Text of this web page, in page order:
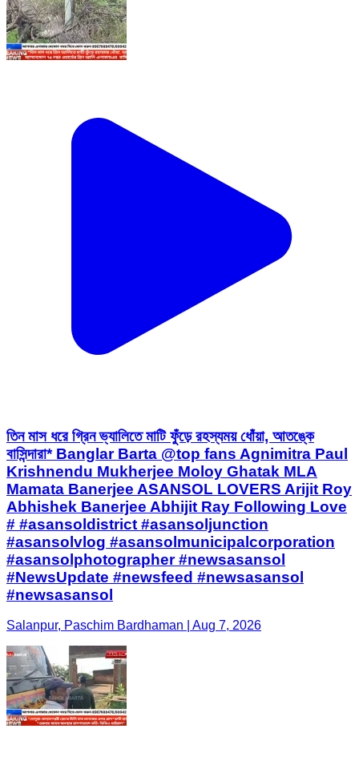
তিন মাস ধরে গ্রিন ভ্যালিতে মাটি ফুঁড়ে রহস্যময় ধোঁয়া, আতঙ্কে
বাসিন্দারা* Banglar Barta @top fans Agnimitra Paul
Krishnendu Mukherjee Moloy Ghatak MLA
Mamata Banerjee ASANSOL LOVERS Arijit Roy
Abhishek Banerjee Abhijit Ray Following Love
# #asansoldistrict #asansoljunction
#asansolvlog #asansolmunicipalcorporation
#asansolphotographer #newsasansol
#NewsUpdate #newsfeed #newsasansol
#newsasansol
Salanpur, Paschim Bardhaman | Aug 7, 2026